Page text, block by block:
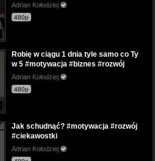
Adrian Kołodziej
480p
Robię w ciągu 1 dnia tyle samo co Ty
w 5 #motywacja #biznes #rozwój
Adrian Kołodziej
480p
Jak schudnąć? #motywacja #rozwój
#ciekawostki
Adrian Kołodziej